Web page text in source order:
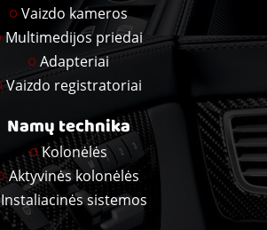
Vaizdo kameros
Multimedijos priedai
Adapteriai
Vaizdo registratoriai
Namų technika
Kolonėlės
Aktyvinės kolonėlės
Instaliacinės sistemos